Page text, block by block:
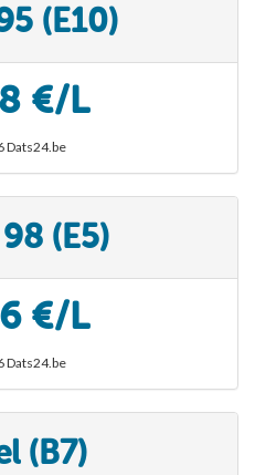
(E10)
€/L
Dats24.be
(E5)
€/L
Dats24.be
(B7)